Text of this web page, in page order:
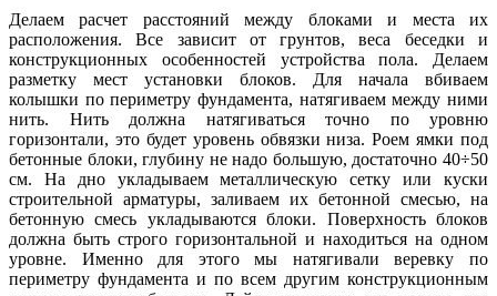
Делаем расчет расстояний между блоками и места их
расположения. Все зависит от грунтов, веса беседки и
конструкционных особенностей устройства пола. Делаем
разметку мест установки блоков. Для начала вбиваем
колышки по периметру фундамента, натягиваем между ними
нить. Нить должна натягиваться точно по уровню
горизонтали, это будет уровень обвязки низа. Роем ямки под
бетонные блоки, глубину не надо большую, достаточно 40÷50
см. На дно укладываем металлическую сетку или куски
строительной арматуры, заливаем их бетонной смесью, на
бетонную смесь укладываются блоки. Поверхность блоков
должна быть строго горизонтальной и находиться на одном
уровне. Именно для этого мы натягивали веревку по
периметру фундамента и по всем другим конструкционным